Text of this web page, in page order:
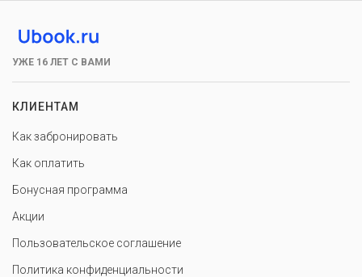
УЖЕ 16 ЛЕТ С ВАМИ
КЛИЕНТАМ
Как забронировать
Как оплатить
Бонусная программа
Акции
Пользовательское соглашение
Политика конфиденциальности